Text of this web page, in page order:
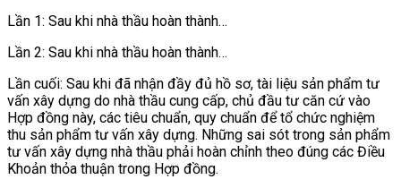
Lần 1: Sau khi nhà thầu hoàn thành…
Lần 2: Sau khi nhà thầu hoàn thành…
Lần cuối: Sau khi đã nhận đầy đủ hồ sơ, tài liệu sản phẩm tư
vấn xây dựng do nhà thầu cung cấp, chủ đầu tư căn cứ vào
Hợp đồng này, các tiêu chuẩn, quy chuẩn để tổ chức nghiệm
thu sản phẩm tư vấn xây dựng. Những sai sót trong sản phẩm
tư vấn xây dựng nhà thầu phải hoàn chỉnh theo đúng các Điều
Khoản thỏa thuận trong Hợp đồng.